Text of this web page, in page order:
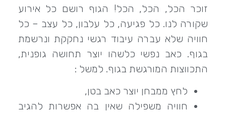
זוכר הכל, הכל, הכל! הגוף רושם כל אירוע
שקורה לנו. כל פגיעה, כל עלבון, כל עצב – כל
חוויה שלא עברה עיבוד רגשי נחקקת ונרשמת
בגוף. כאב נפשי כלשהו יוצר תחושה גופנית,
התכווצות המורגשת בגוף. למשל :
לחץ ממבחן יוצר כאב בטן,
חוויה משפילה שאין בה אפשרות להגיב